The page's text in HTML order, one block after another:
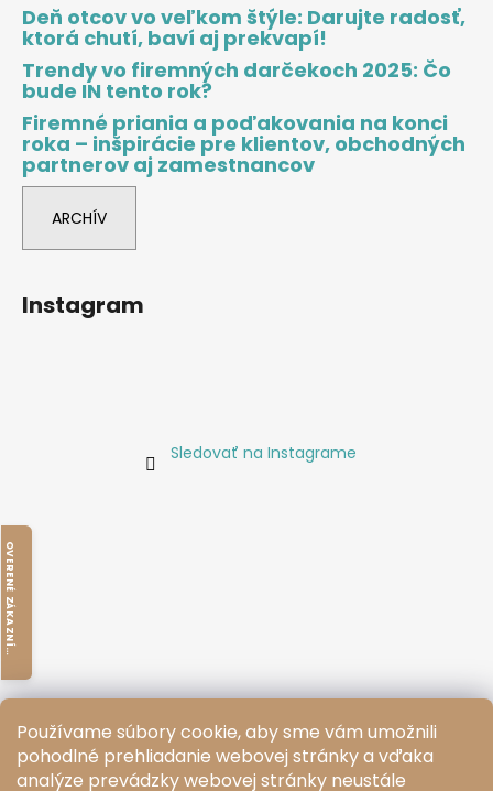
Používame súbory cookie, aby sme vám umožnili
pohodlné prehliadanie webovej stránky a vďaka
analýze prevádzky webovej stránky neustále
Deň otcov vo veľkom štýle: Darujte radosť,
ktorá chutí, baví aj prekvapí!
Trendy vo firemných darčekoch 2025: Čo
bude IN tento rok?
Firemné priania a poďakovania na konci
roka – inšpirácie pre klientov, obchodných
partnerov aj zamestnancov
ARCHÍV
Instagram
Sledovať na Instagrame
O
V
E
R
E
N
É
Z
Á
K
A
Z
N
Í
K
M
I